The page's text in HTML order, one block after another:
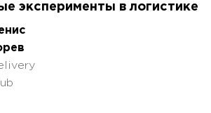
эксперименты в логистике